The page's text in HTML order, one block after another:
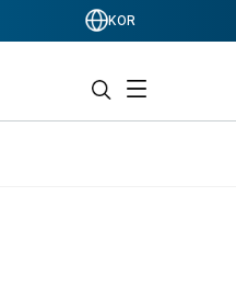
KOR